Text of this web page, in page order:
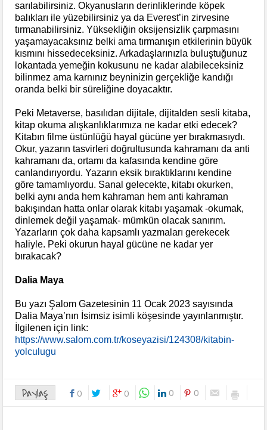
sarılabilirsiniz. Okyanusların derinliklerinde köpek
balıkları ile yüzebilirsiniz ya da Everest’in zirvesine
tırmanabilirsiniz. Yüksekliğin oksijensizlik çarpmasını
yaşamayacaksınız belki ama tırmanışın etkilerinin büyük
kısmını hissedeceksiniz. Arkadaşlarınızla buluştuğunuz
lokantada yemeğin kokusunu ne kadar alabileceksiniz
bilinmez ama karnınız beyninizin gerçekliğe kandığı
oranda belki bir süreliğine doyacaktır.
Peki Metaverse, basılıdan dijitale, dijitalden sesli kitaba,
kitap okuma alışkanlıklarımıza ne kadar etki edecek?
Kitabın filme üstünlüğü hayal gücüne yer bırakmasıydı.
Okur, yazarın tasvirleri doğrultusunda kahramanı da anti
kahramanı da, ortamı da kafasında kendine göre
canlandırıyordu. Yazarın eksik bıraktıklarını kendine
göre tamamlıyordu. Sanal gelecekte, kitabı okurken,
belki aynı anda hem kahraman hem anti kahraman
bakışından hatta onlar olarak kitabı yaşamak -okumak,
dinlemek değil yaşamak- mümkün olacak sanırım.
Yazarların çok daha kapsamlı yazmaları gerekecek
haliyle. Peki okurun hayal gücüne ne kadar yer
bırakacak?
Dalia Maya
Bu yazı Şalom Gazetesinin 11 Ocak 2023 sayısında
Dalia Maya’nın İsimsiz isimli köşesinde yayınlanmıştır.
İlgilenen için link:
https://www.salom.com.tr/koseyazisi/124308/kitabin-
yolculugu
Paylaş 0 0 0 0